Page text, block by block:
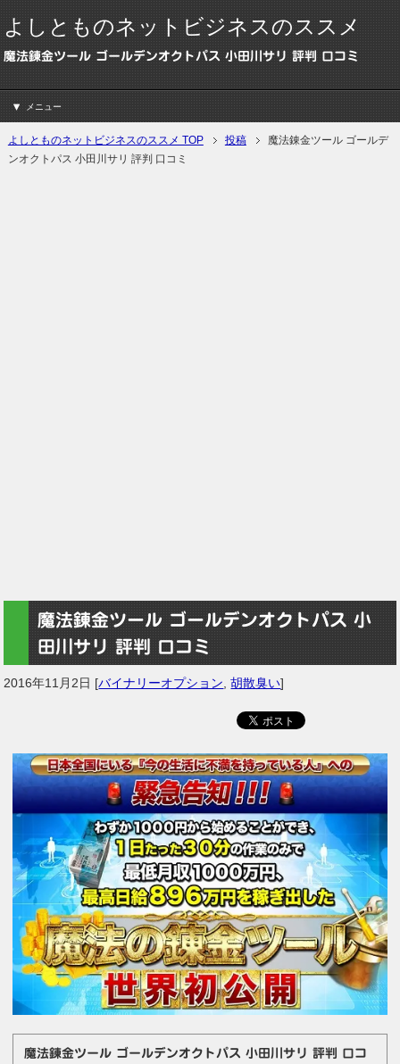
よしとものネットビジネスのススメ
魔法錬金ツール ゴールデンオクトパス 小田川サリ 評判 口コミ
メニュー
よしとものネットビジネスのススメ TOP 投稿
魔法錬金ツール ゴールデ
ンオクトパス 小田川サリ 評判 口コミ
魔法錬金ツール ゴールデンオクトパス 小
田川サリ 評判 口コミ
2016年11月2日 [バイナリーオプション ,胡散臭い]
魔法錬金ツール ゴールデンオクトパス 小田川サリ 評判 口コ